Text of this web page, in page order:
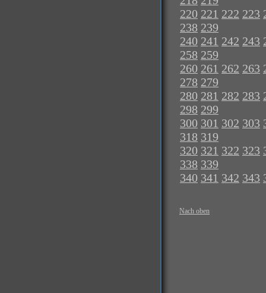
220 221 222 223
238 239
240 241 242 243
258 259
260 261 262 263
278 279
280 281 282 283
298 299
300 301 302 303
318 319
320 321 322 323
338 339
340 341 342 343
Nach oben